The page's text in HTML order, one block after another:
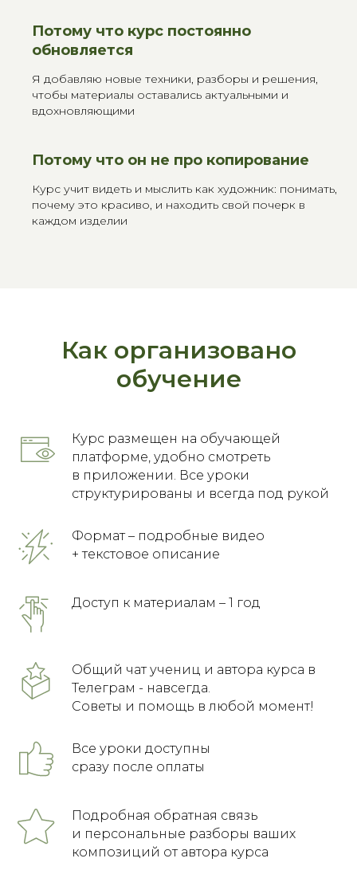
Потому что курс постоянно
обновляется
Я добавляю новые техники, разборы и решения,
чтобы материалы оставались актуальными и
вдохновляющими
Потому что он не про копирование
Курс учит видеть и мыслить как художник: понимать,
почему это красиво, и находить свой почерк в
каждом изделии
Как организовано
обучение
Курс размещен на обучающей
платформе, удобно смотреть
в приложении. Все уроки
структурированы и всегда под рукой
Формат – подробные видео
+ текстовое описание
Доступ к материалам – 1 год
Общий чат учениц и автора курса в
Телеграм - навсегда.
Советы и помощь в любой момент!
Все уроки доступны
сразу после оплаты
Подробная обратная связь
и персональные разборы ваших
композиций от автора курса